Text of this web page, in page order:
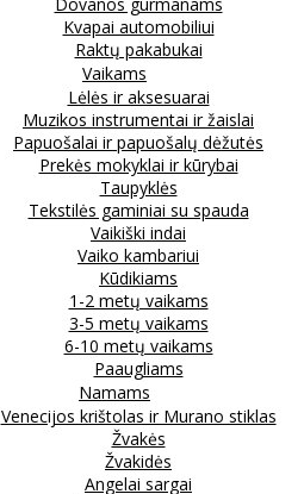
Kvapai automobiliui
Raktų pakabukai
Vaikams
Lėlės ir aksesuarai
Muzikos instrumentai ir žaislai
Papuošalai ir papuošalų dėžutės
Prekės mokyklai ir kūrybai
Taupyklės
Tekstilės gaminiai su spauda
Vaikiški indai
Vaiko kambariui
Kūdikiams
1-2 metų vaikams
3-5 metų vaikams
6-10 metų vaikams
Paaugliams
Namams
Venecijos krištolas ir Murano stiklas
Žvakės
Žvakidės
Angelai sargai